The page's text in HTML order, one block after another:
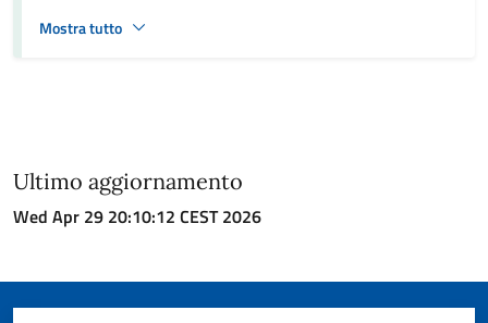
Mostra tutto
Ultimo aggiornamento
Wed Apr 29 20:10:12 CEST 2026